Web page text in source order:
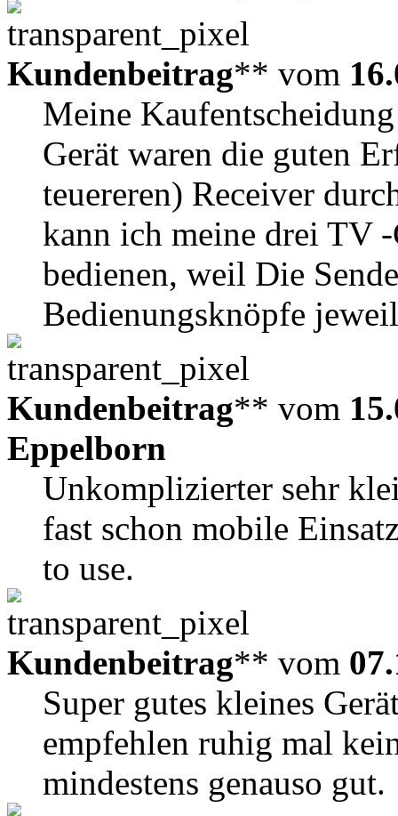
Kundenbeitrag** vom
Meine
Gerät waren die guten
teuereren) Receiver
kann ich meine drei TV
bedienen, weil Die
Bedienungsknöpfe
Kundenbeitrag** vom
Eppelborn
Unkomplizierter sehr
fast schon mobile
to use.
Kundenbeitrag** vom
Super gutes kleines
empfehlen ruhig mal
mindestens genauso gut.